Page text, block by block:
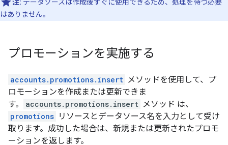
注: データソースは作成後すぐに使用できるため、処理を待つ必要
はありません。
プロモーションを実施する
accounts.promotions.insert メソッドを使用して、プ
ロモーションを作成または更新できま
す。
accounts.promotions.insert メソッド は、
promotions リソースとデータソース名を入力として受け
取ります。成功した場合は、新規または更新されたプロモ
ーションを返します。